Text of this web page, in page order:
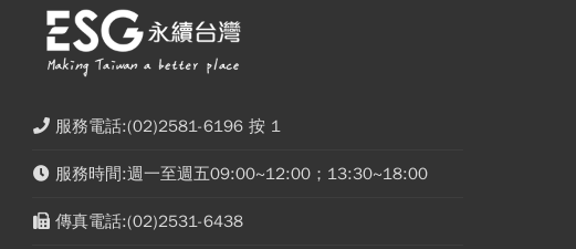
服務電話:(02)2581-6196 按 1
服務時間:週一至週五09:00~12:00；13:30~18:00
傳真電話:(02)2531-6438